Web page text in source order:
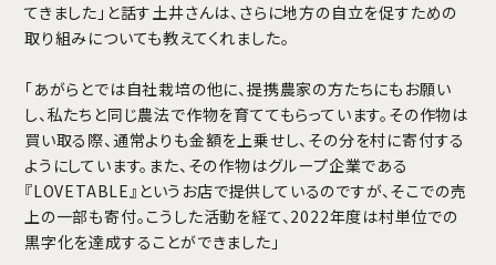
てきました」と話す土井さんは、さらに地方の自立を促すための
取り組みについても教えてくれました。
「あがらとでは自社栽培の他に、提携農家の方たちにもお願い
し、私たちと同じ農法で作物を育ててもらっています。その作物は
買い取る際、通常よりも金額を上乗せし、その分を村に寄付する
ようにしています。また、その作物はグループ企業である
『LOVETABLE』というお店で提供しているのですが、そこでの売
上の一部も寄付。こうした活動を経て、2022年度は村単位での
黒字化を達成することができました」